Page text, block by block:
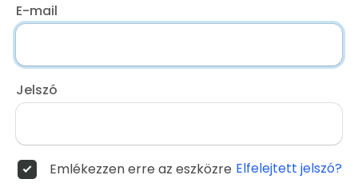
E-mail
Jelszó
Emlékezzen erre az eszközre Elfelejtett jelszó?